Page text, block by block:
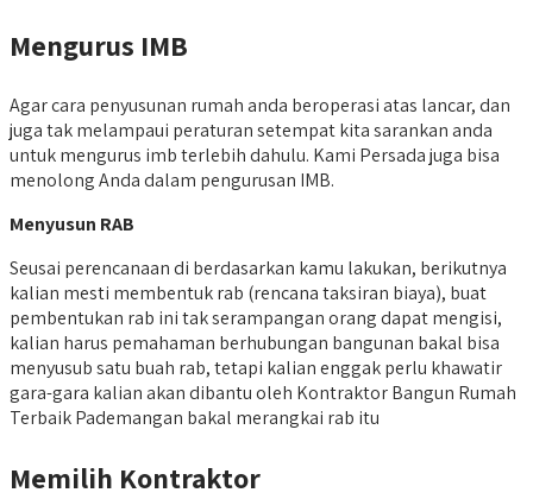
Mengurus IMB
Agar cara penyusunan rumah anda beroperasi atas lancar, dan
juga tak melampaui peraturan setempat kita sarankan anda
untuk mengurus imb terlebih dahulu. Kami Persada juga bisa
menolong Anda dalam pengurusan IMB.
Menyusun RAB
Seusai perencanaan di berdasarkan kamu lakukan, berikutnya
kalian mesti membentuk rab (rencana taksiran biaya), buat
pembentukan rab ini tak serampangan orang dapat mengisi,
kalian harus pemahaman berhubungan bangunan bakal bisa
menyusub satu buah rab, tetapi kalian enggak perlu khawatir
gara-gara kalian akan dibantu oleh Kontraktor Bangun Rumah
Terbaik Pademangan bakal merangkai rab itu
Memilih Kontraktor